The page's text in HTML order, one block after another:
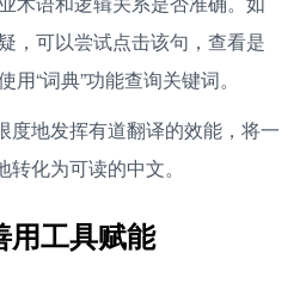
，可以尝试点击该句，查看是
“词典”功能查询关键词。
度地发挥有道翻译的效能，将一
化为可读的中文。
用工具赋能